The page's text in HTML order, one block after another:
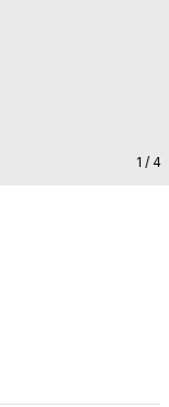
1 / 4